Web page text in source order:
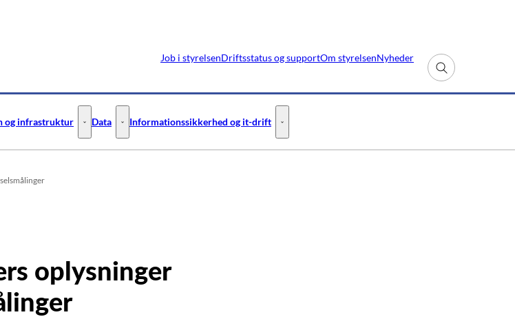
Job i styrelsenDriftsstatus og supportOm styrelsenNyheder
Fold søgefelt ud
- Flere links
og infrastruktur Administration og infrastruktur - Flere links
Data Data - Flere links
Informationssikkerhed og it-drift Informationssikkerhed og it-drift - Flere links
oplysninger